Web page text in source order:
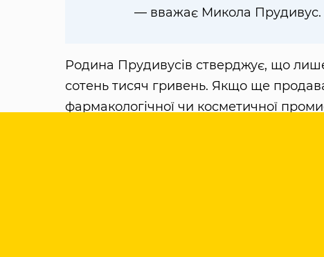
— вважає Микола Прудивус.
Родина Прудивусів стверджує, що
сотень тисяч гривень. Якщо ще
фармакологічної чи косметичної